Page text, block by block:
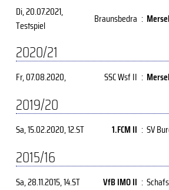
Di, 20.07.2021,
Testspiel
Braunsbedra :
2020/21
Fr, 07.08.2020, SSC Wsf II :
2019/20
Sa, 15.02.2020, 12.ST 1.FCM II : SV
2015/16
Sa, 28.11.2015, 14.ST VfB IMO II :